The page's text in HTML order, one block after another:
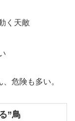
く天敵
危険も多い。
”鳥